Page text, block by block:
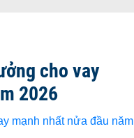
cho vay
2026